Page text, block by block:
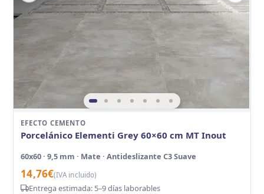
EFECTO CEMENTO
Porcelánico Elementi Grey 60×60 cm MT Inout
60x60 · 9,5 mm · Mate · Antideslizante C3 Suave
14,76€(IVA incluido)
Entrega estimada: 5–9 días laborables